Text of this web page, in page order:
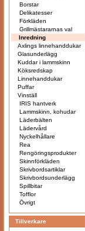
Borstar
Delikatesser
Förkläden
Grillmästararnas val
Inredning
Axlings linnehanddukar
Glasunderlägg
Kuddar i lammskinn
Köksredskap
Linnehanddukar
Puffar
Vinställ
IRIS hantverk
Lammskinn, kohudar
Läderbälten
Lädervård
Nyckelhållare
Rea
Rengöringsprodukter
Skinnförkläden
Skrivbordsartiklar
Skrivbordsunderlägg
Spillbitar
Tofflor
Övrigt
Tillverkare